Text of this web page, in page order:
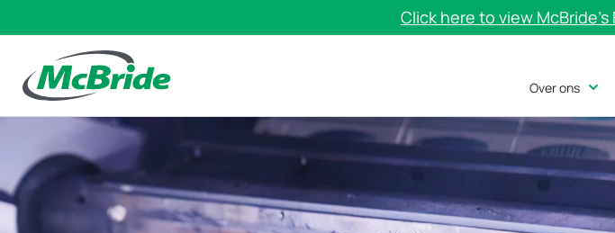
Click here to view McBride’s
Over ons